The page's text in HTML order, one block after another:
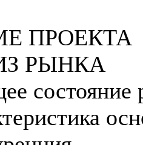
ПРОЕКТА
РЫНКА
состояние